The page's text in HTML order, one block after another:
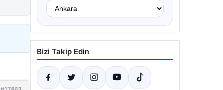
Bizi Takip Edin